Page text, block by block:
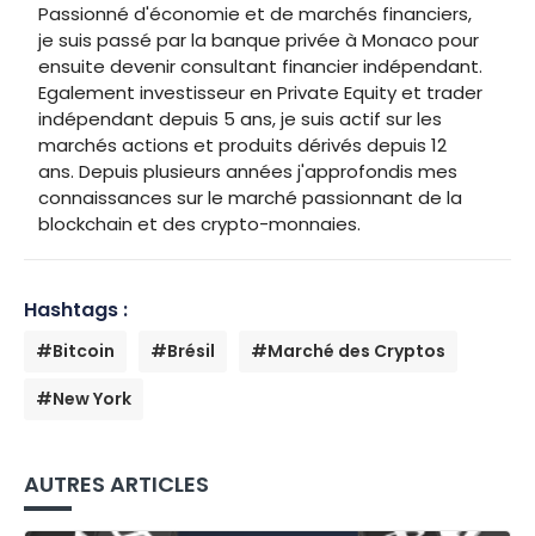
Passionné d'économie et de marchés financiers,
je suis passé par la banque privée à Monaco pour
ensuite devenir consultant financier indépendant.
Egalement investisseur en Private Equity et trader
indépendant depuis 5 ans, je suis actif sur les
marchés actions et produits dérivés depuis 12
ans. Depuis plusieurs années j'approfondis mes
connaissances sur le marché passionnant de la
blockchain et des crypto-monnaies.
Hashtags :
#Bitcoin #Brésil
#Marché des Cryptos
#New York
AUTRES ARTICLES